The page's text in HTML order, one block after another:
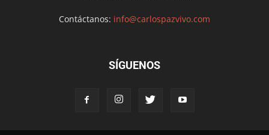
Contáctanos: info@carlospazvivo.com
SÍGUENOS